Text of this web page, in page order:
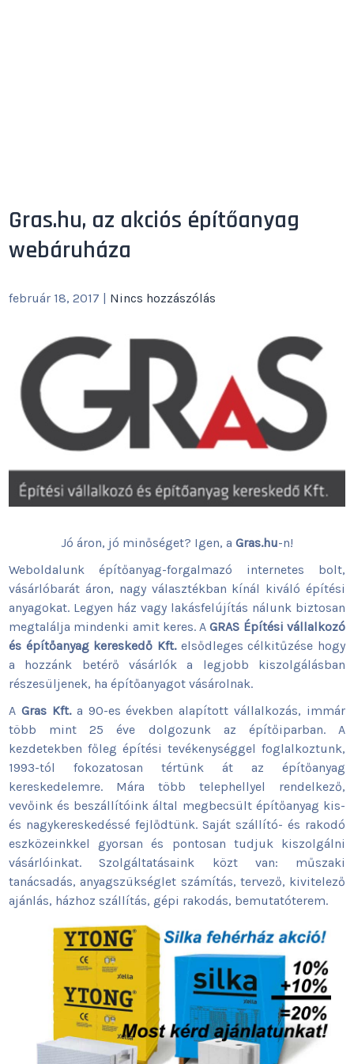
Gras.hu, az akciós építőanyag
webáruháza
február 18, 2017 | Nincs hozzászólás
Jó áron, jó minőséget? Igen, a Gras.hu-n!
Weboldalunk építőanyag-forgalmazó internetes bolt,
vásárlóbarát áron, nagy választékban kínál kiváló építési
anyagokat. Legyen ház vagy lakásfelújítás nálunk biztosan
megtalálja mindenki amit keres. AGRAS Építési vállalkozó
és építőanyag kereskedő Kft.elsődleges célkitűzése hogy
a hozzánk betérő vásárlók a legjobb kiszolgálásban
részesüljenek, ha építőanyagot vásárolnak.
AGras Kft.a 90-es években alapított vállalkozás, immár
több mint 25 éve dolgozunk az építőiparban. A
kezdetekben főleg építési tevékenységgel foglalkoztunk,
1993-tól fokozatosan tértünk át az építőanyag
kereskedelemre. Mára több telephellyel rendelkező,
vevőink és beszállítóink által megbecsült építőanyag kis-
és nagykereskedéssé fejlődtünk. Saját szállító- és rakodó
eszközeinkkel gyorsan és pontosan tudjuk kiszolgálni
vásárlóinkat. Szolgáltatásaink közt van: műszaki
tanácsadás, anyagszükséglet számítás, tervező, kivitelező
ajánlás, házhoz szállítás, gépi rakodás, bemutatóterem.